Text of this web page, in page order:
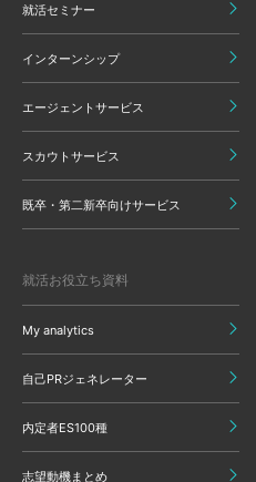
就活セミナー
インターンシップ
エージェントサービス
スカウトサービス
既卒・第二新卒向けサービス
就活お役立ち資料
My analytics
自己PRジェネレーター
内定者ES100種
志望動機まとめ